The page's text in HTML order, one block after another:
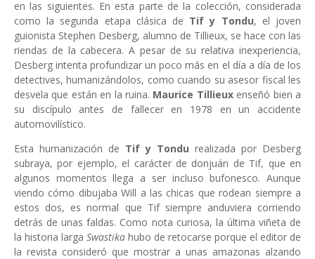
en las siguientes. En esta parte de la colección, considerada
como la segunda etapa clásica de Tif y Tondu, el joven
guionista Stephen Desberg, alumno de Tillieux, se hace con las
riendas de la cabecera. A pesar de su relativa inexperiencia,
Desberg intenta profundizar un poco más en el día a día de los
detectives, humanizándolos, como cuando su asesor fiscal les
desvela que están en la ruina. Maurice Tillieuxenseñó bien a
su discípulo antes de fallecer en 1978 en un accidente
automovilístico.
Esta humanización de Tif y Tondu realizada por Desberg
subraya, por ejemplo, el carácter de donjuán de Tif, que en
algunos momentos llega a ser incluso bufonesco. Aunque
viendo cómo dibujaba Will a las chicas que rodean siempre a
estos dos, es normal que Tif siempre anduviera corriendo
detrás de unas faldas. Como nota curiosa, la última viñeta de
la historia larga Swastika hubo de retocarse porque el editor de
la revista consideró que mostrar a unas amazonas alzando